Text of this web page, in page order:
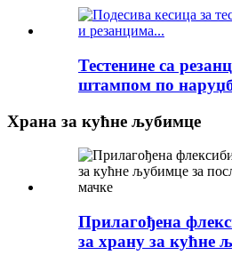
Тестенине са
штампом по
Храна за кућне љубимце
Прилагођена
за храну за кућне